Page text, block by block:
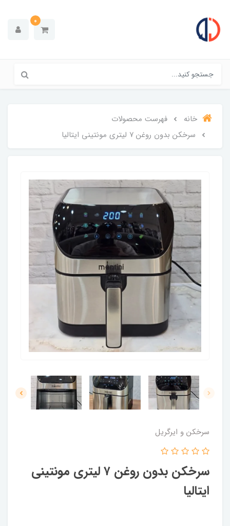
0
خانه
فهرست محصولات
سرخکن بدون روغن ۷ لیتری مونتینی ایتالیا
سرخکن و ایرگریل
سرخکن بدون روغن ۷ لیتری مونتینی
ایتالیا